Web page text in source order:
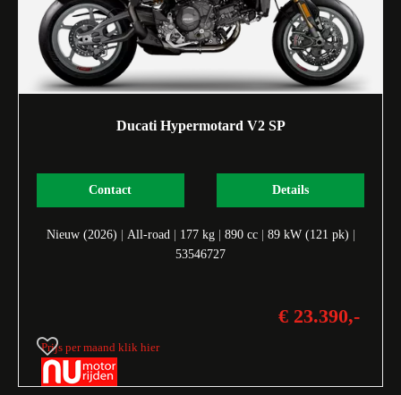
Ducati Hypermotard V2 SP
Details
Contact
Nieuw (2026) All-road| 177 kg| 890 cc| 89 kW (121 pk)
53546727
€ 23.390,-
Prijs per maand klik hier